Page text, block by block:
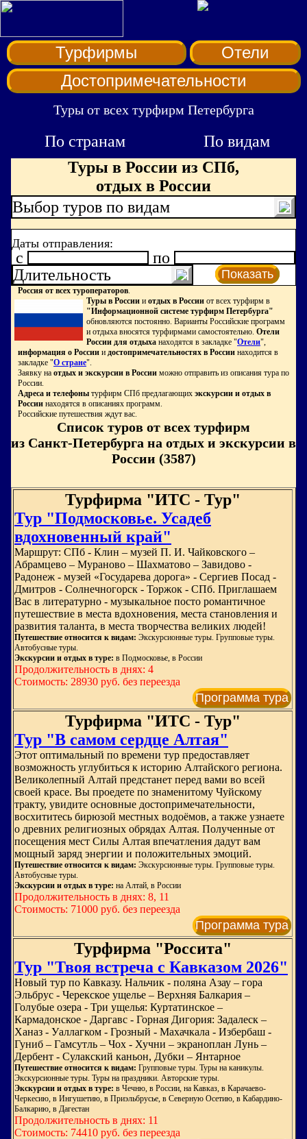
Турфирмы
Отели
Достопримечательности
Туры от всех турфирм Петербурга
По странам
По видам
Туры в России из СПб,
отдых в России
Выбор туров по видам
Даты отправления:
c
по
Длительность
Показать
Россия от всех туроператоров.
Туры в России и отдых в России от всех турфирм в
"Информационной системе турфирм Петербурга"
обновляются постоянно. Варианты Российские программ
и отдыха вносятся турфирмами самостоятельно. Отели
России для отдыха находятся в закладке "Отели",
информация о России и достопримечательностях в России находится в
закладке "О стране".
Заявку на отдых и экскурсии в России можно отправить из описания тура по
России.
Адреса и телефоны турфирм СПб предлагающих экскурсии и отдых в
России находятся в описаниях программ.
Российские путешествия ждут вас.
Список туров от всех турфирм
из Санкт-Петербурга на отдых и экскурсии в
России (3587)
Турфирма "ИТС - Тур"
Тур "Подмосковье. Усадеб
вдохновенный край"
Маршрут: СПб - Клин – музей П. И. Чайковского –
Абрамцево – Мураново – Шахматово – Завидово -
Радонеж - музей «Государева дорога» - Сергиев Посад -
Дмитров - Солнечногорск - Торжок - СПб. Приглашаем
Вас в литературно - музыкальное посто романтичное
путешествие в места вдохновения, места становления и
развития таланта, в места творчества великих людей!
Путешествие относится к видам: Экскурсионные туры. Групповые туры.
Автобусные туры.
Экскурсии и отдых в туре: в Подмосковье, в России
Продолжительность в днях: 4
Стоимость: 28930 руб. без переезда
Программа тура
Турфирма "ИТС - Тур"
Тур "В самом сердце Алтая"
Этот оптимальный по времени тур предоставляет
возможность углубиться к историю Алтайского региона.
Великолепный Алтай предстанет перед вами во всей
своей красе. Вы проедете по знаменитому Чуйскому
тракту, увидите основные достопримечательности,
восхититесь бирюзой местных водоёмов, а также узнаете
о древних религиозных обрядах Алтая. Полученные от
посещения мест Силы Алтая впечатления дадут вам
мощный заряд энергии и положительных эмоций.
Путешествие относится к видам: Экскурсионные туры. Групповые туры.
Автобусные туры.
Экскурсии и отдых в туре: на Алтай, в России
Продолжительность в днях: 8, 11
Стоимость: 71000 руб. без переезда
Программа тура
Турфирма "Россита"
Тур "Твоя встреча с Кавказом 2026"
Новый тур по Кавказу. Нальчик - поляна Азау – гора
Эльбрус - Черекское ущелье – Верхняя Балкария –
Голубые озера - Три ущелья: Куртатинское –
Кармадонское - Даргавс - Горная Дигория: Задалеск –
Ханаз - Уаллагком - Грозный - Махачкала - Избербаш -
Гуниб – Гамсутль – Чох - Хучни – экраноплан Лунь –
Дербент - Сулакский каньон, Дубки – Янтарное
Путешествие относится к видам: Групповые туры. Туры на каникулы.
Экскурсионные туры. Туры на праздники. Авторские туры.
Экскурсии и отдых в туре: в Чечню, в России, на Кавказ, в Карачаево-
Черкесию, в Ингушетию, в Приэльбрусье, в Северную Осетию, в Кабардино-
Балкарию, в Дагестан
Продолжительность в днях: 11
Стоимость: 74410 руб. без переезда